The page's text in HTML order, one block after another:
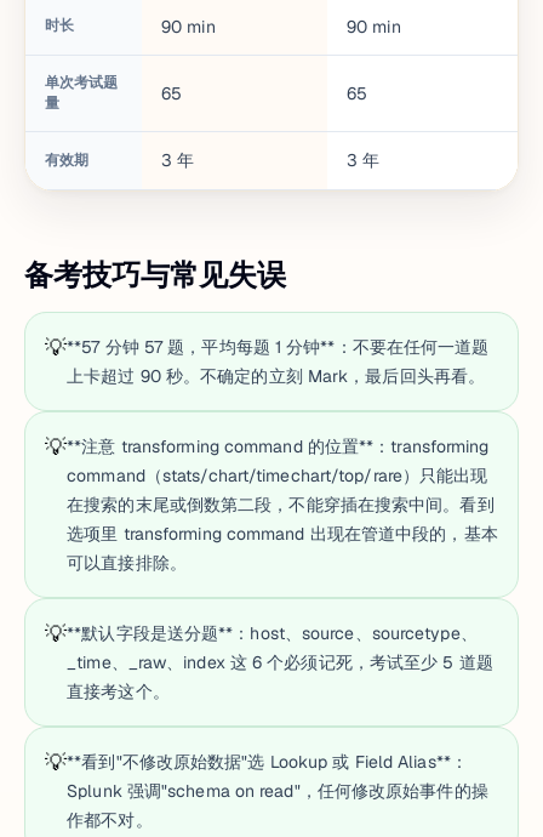
时长 90 min 90 min
单次考试题
量
65 65
有效期 3 年 3 年
备考技巧与常见失误
💡**57 分钟 57 题，平均每题 1 分钟**：不要在任何一道题
上卡超过 90 秒。不确定的立刻 Mark，最后回头再看。
💡**注意 transforming command 的位置**：transforming
command（stats/chart/timechart/top/rare）只能出现
在搜索的末尾或倒数第二段，不能穿插在搜索中间。看到
选项里 transforming command 出现在管道中段的，基本
可以直接排除。
💡**默认字段是送分题**：host、source、sourcetype、
_time、_raw、index 这 6 个必须记死，考试至少 5 道题
直接考这个。
💡**看到"不修改原始数据"选 Lookup 或 Field Alias**：
Splunk 强调"schema on read"，任何修改原始事件的操
作都不对。